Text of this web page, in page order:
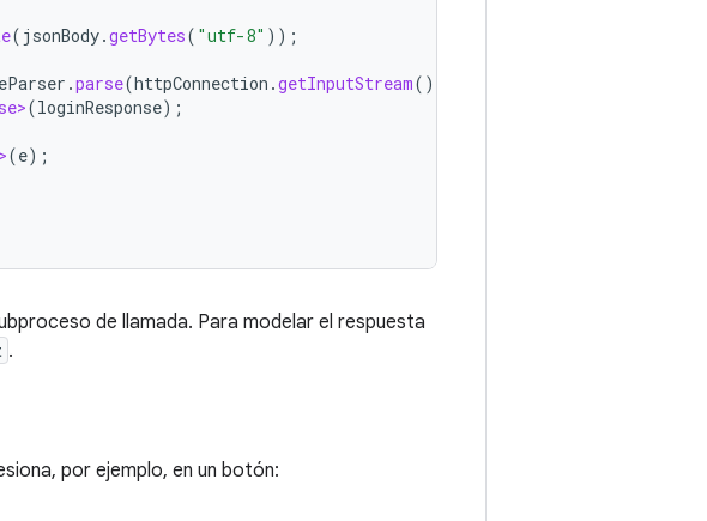
( jsonBody.getBytes( "utf-8" ));
.parse(httpConnection .getInputStream());
(loginResponse);
(e);
de llamada. Para modelar el respuesta
.
por ejemplo, en un botón: